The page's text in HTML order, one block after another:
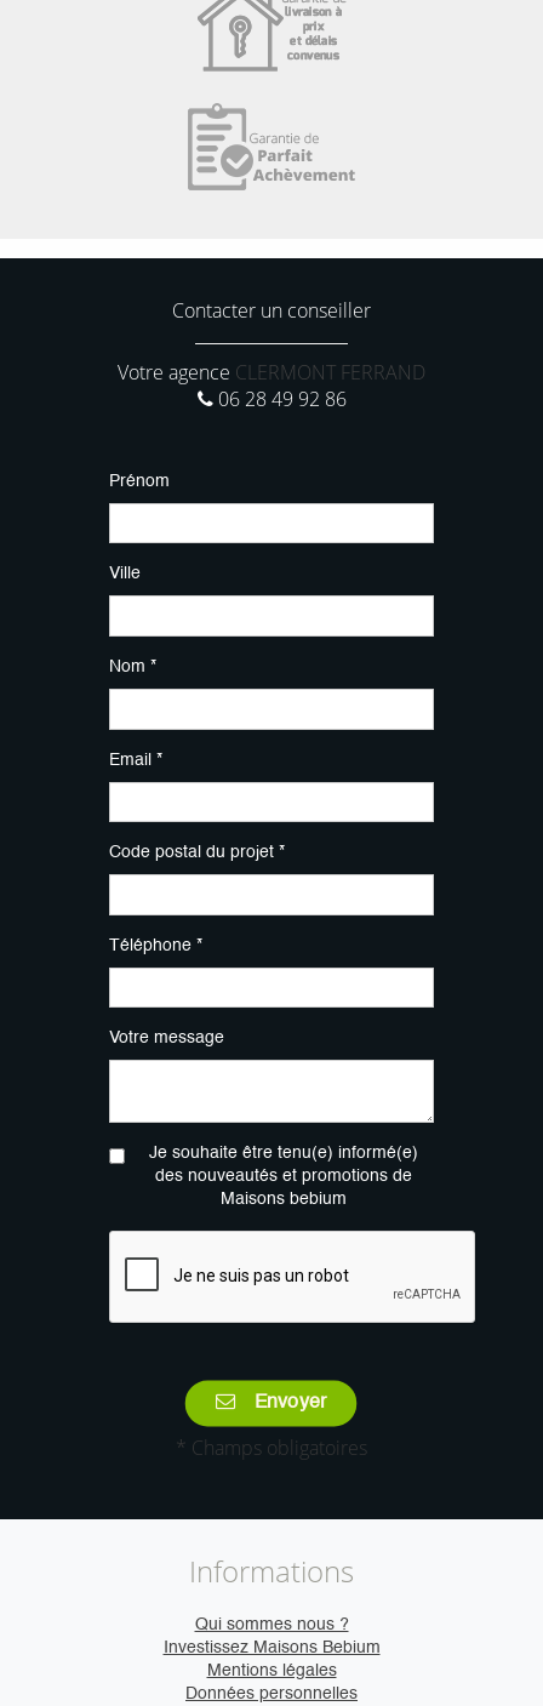
Contacter un conseiller
Votre agence CLERMONT FERRAND
06 28 49 92 86
Prénom
Ville
Nom *
Email *
Code postal du projet *
Téléphone *
Votre message
Je souhaite être tenu(e) informé(e)
des nouveautés et promotions de
Maisons bebium
Envoyer
* Champs obligatoires
Informations
Qui sommes nous ?
Investissez Maisons Bebium
Mentions légales
Données personnelles